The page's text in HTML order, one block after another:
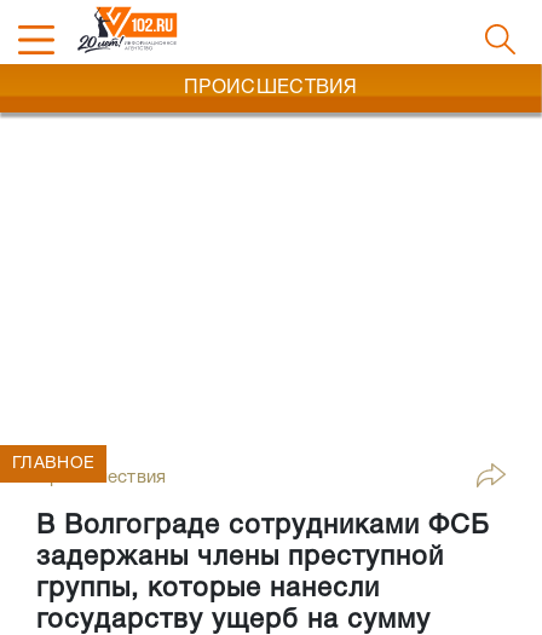
ПРОИСШЕСТВИЯ
Происшествия
В Волгограде сотрудниками ФСБ
задержаны члены преступной
группы, которые нанесли
государству ущерб на сумму
ГЛАВНОЕ